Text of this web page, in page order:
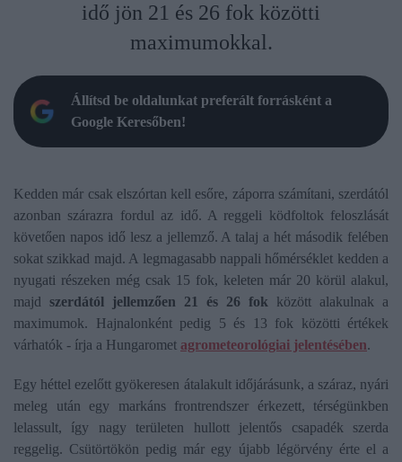
idő jön 21 és 26 fok közötti
maximumokkal.
Állítsd be oldalunkat preferált forrásként a
Google Keresőben!
Kedden már csak elszórtan kell esőre, záporra számítani, szerdától
azonban szárazra fordul az idő. A reggeli ködfoltok feloszlását
követően napos idő lesz a jellemző. A talaj a hét második felében
sokat szikkad majd. A legmagasabb nappali hőmérséklet kedden a
nyugati részeken még csak 15 fok, keleten már 20 körül alakul,
majd szerdától jellemzően 21 és 26 fok között alakulnak a
maximumok. Hajnalonként pedig 5 és 13 fok közötti értékek
várhatók - írja a Hungaromet agrometeorológiai jelentésében.
Egy héttel ezelőtt gyökeresen átalakult időjárásunk, a száraz, nyári
meleg után egy markáns frontrendszer érkezett, térségünkben
lelassult, így nagy területen hullott jelentős csapadék szerda
reggelig. Csütörtökön pedig már egy újabb légörvény érte el a